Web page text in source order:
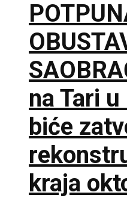
na Tari
biće
kraja